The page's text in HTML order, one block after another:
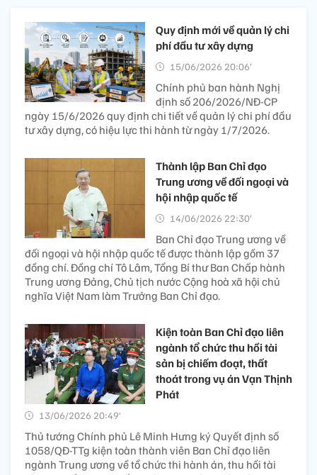
Quy định mới về quản lý chi
phí đầu tư xây dựng
15/06/2026 20:06’
Chính phủ ban hành Nghị
định số 206/2026/NĐ-CP
ngày 15/6/2026 quy định chi tiết về quản lý chi phí đầu
tư xây dựng, có hiệu lực thi hành từ ngày 1/7/2026.
Thành lập Ban Chỉ đạo
Trung ương về đối ngoại và
hội nhập quốc tế
14/06/2026 22:30’
Ban Chỉ đạo Trung ương về
đối ngoại và hội nhập quốc tế được thành lập gồm 37
đồng chí. Đồng chí Tô Lâm, Tổng Bí thư Ban Chấp hành
Trung ương Đảng, Chủ tịch nước Cộng hoà xã hội chủ
nghĩa Việt Nam làm Trưởng Ban Chỉ đạo.
Kiện toàn Ban Chỉ đạo liên
ngành tổ chức thu hồi tài
sản bị chiếm đoạt, thất
thoát trong vụ án Vạn Thịnh
Phát
13/06/2026 20:49’
Thủ tướng Chính phủ Lê Minh Hưng ký Quyết định số
1058/QĐ-TTg kiện toàn thành viên Ban Chỉ đạo liên
ngành Trung ương về tổ chức thi hành án, thu hồi tài